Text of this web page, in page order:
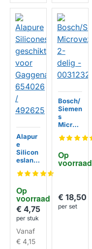
HUISMERK
Op
voorraad
Alapur
e
Silicon
eslang
kt voor
nau
65402
6 /
492625
€ 4,75
per stuk
Vanaf
€ 4,15
Op
voorraad
Bosch/
Siemen
s
Microv
ekense
delig -
003123
€ 18,50
per set